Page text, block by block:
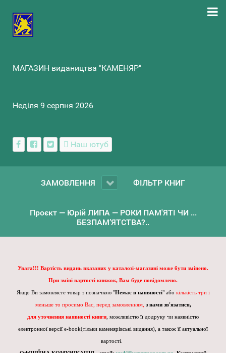
МАГАЗИН видаництва "КАМЕНЯР"
Неділя 9 серпня 2026
Наш ютуб
ЗАМОВЛЕННЯ ФІЛЬТР КНИГ
Проєкт — Юрій ЛИПА — РОКИ ПАМ'ЯТІ ЧИ ...
БЕЗПАМ’ЯТСТВА?..
Увага!!! Вартість видань вказаних у каталозі-магазині може бути змінено.
При зміні вартості книжок, Вам буде повідомлено.
Якщо Ви замовляєте товар з позначкою "Немає в наявності" або кількість три і
меньше то просимо Вас, перед замовленням, з нами зв'язатися,
для уточнення наявності книги , можливістю її додруку чи наявністю
електронної версії e-book(тільки каменярівські видання), а також її актуальної
вартості.